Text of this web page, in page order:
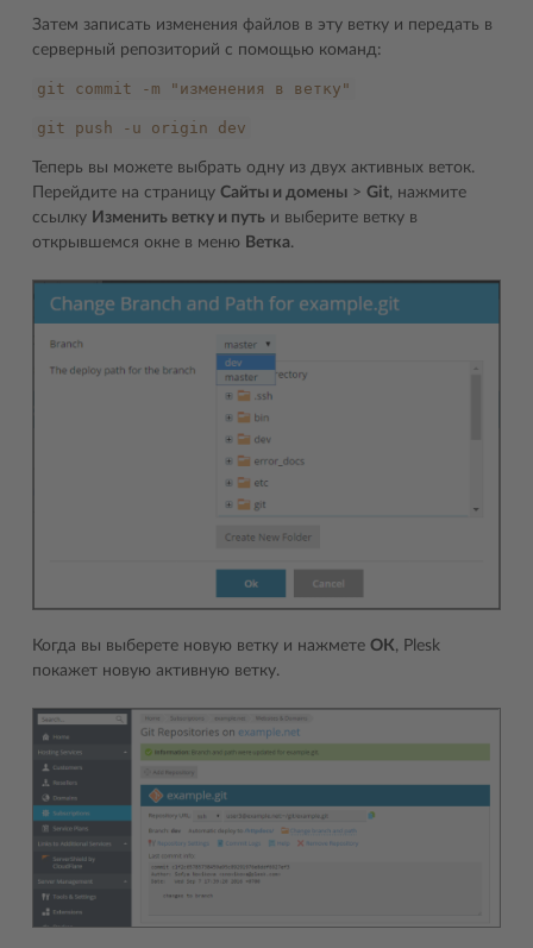
Затем записать изменения файлов в эту ветку и передать в
серверный репозиторий с помощью команд:
git commit -m "изменения в ветку"
git push -u origin dev
Теперь вы можете выбрать одну из двух активных веток.
Перейдите на страницу Сайты и домены > Git, нажмите
ссылку Изменить ветку и путь и выберите ветку в
открывшемся окне в меню Ветка.
Когда вы выберете новую ветку и нажмете ОК, Plesk
покажет новую активную ветку.